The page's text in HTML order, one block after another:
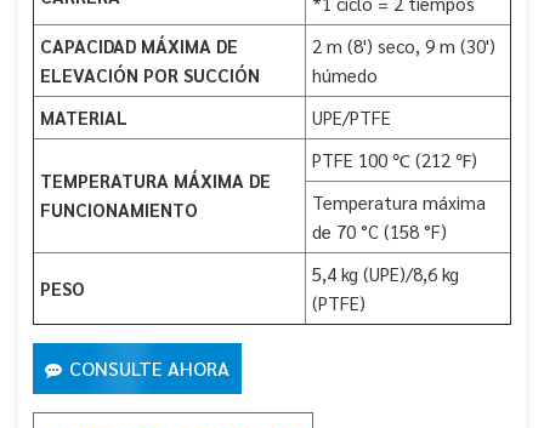
CAPACIDAD MÁXIMA DE
ELEVACIÓN POR SUCCIÓN
2 m (8') seco, 9 m (30')
húmedo
MATERIAL
UPE/PTFE
TEMPERATURA MÁXIMA DE
FUNCIONAMIENTO
PTFE 100 ℃ (212 ℉)
Temperatura máxima
de 70 °C (158 °F)
PESO
5,4 kg (UPE)/8,6 kg
(PTFE)
CONSULTE AHORA